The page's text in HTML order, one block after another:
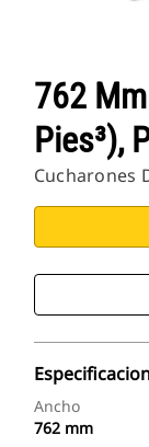
762
Pies³),
Cucharones
Ancho
762 mm